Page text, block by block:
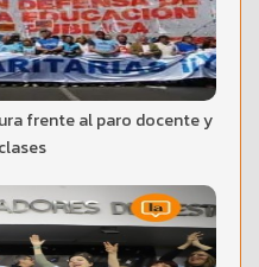
frente al paro docente y